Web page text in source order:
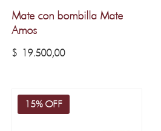
Mate con bombilla Mate
Amos
$ 19.500,00
15% OFF